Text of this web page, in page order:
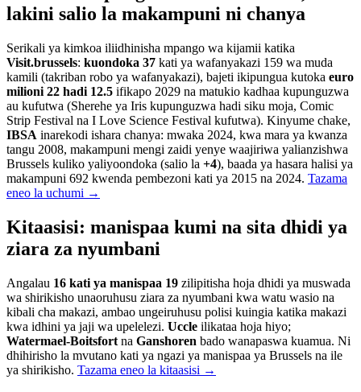
lakini salio la makampuni ni chanya
Serikali ya kimkoa iliidhinisha mpango wa kijamii katika
Visit.brussels: kuondoka 37 kati ya wafanyakazi 159 wa muda
kamili (takriban robo ya wafanyakazi), bajeti ikipungua kutoka euro
milioni 22 hadi 12.5 ifikapo 2029 na matukio kadhaa kupunguzwa
au kufutwa (Sherehe ya Iris kupunguzwa hadi siku moja, Comic
Strip Festival na I Love Science Festival kufutwa). Kinyume chake,
IBSA inarekodi ishara chanya: mwaka 2024, kwa mara ya kwanza
tangu 2008, makampuni mengi zaidi yenye waajiriwa yalianzishwa
Brussels kuliko yaliyoondoka (salio la +4), baada ya hasara halisi ya
makampuni 692 kwenda pembezoni kati ya 2015 na 2024. Tazama
eneo la uchumi →
Kitaasisi: manispaa kumi na sita dhidi ya
ziara za nyumbani
Angalau 16 kati ya manispaa 19 zilipitisha hoja dhidi ya muswada
wa shirikisho unaoruhusu ziara za nyumbani kwa watu wasio na
kibali cha makazi, ambao ungeiruhusu polisi kuingia katika makazi
kwa idhini ya jaji wa upelelezi. Uccle ilikataa hoja hiyo;
Watermael-Boitsfort na Ganshoren bado wanapaswa kuamua. Ni
dhihirisho la mvutano kati ya ngazi ya manispaa ya Brussels na ile
ya shirikisho. Tazama eneo la kitaasisi →